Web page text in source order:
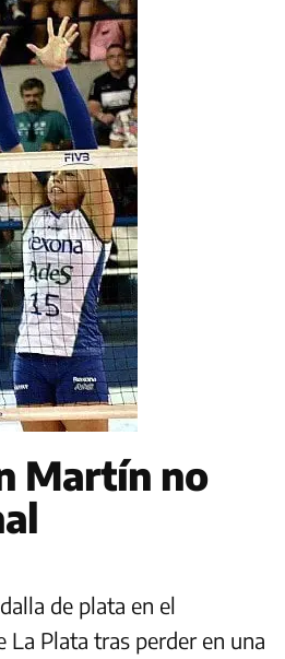
Martín no
de plata en el
La Plata tras perder en una